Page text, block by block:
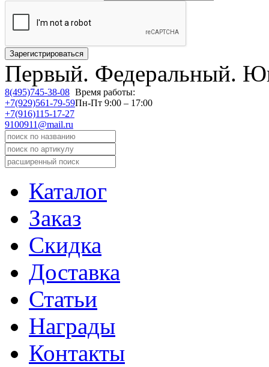
Первый. Федеральный.
8(495)745-38-08
+7(929)561-79-59
+7(916)115-17-27
9100911@mail.ru
Время работы:
Пн-Пт 9:00 – 17:00
Каталог
Заказ
Скидка
Доставка
Статьи
Награды
Контакты